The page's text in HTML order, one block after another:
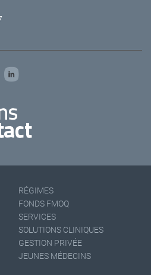
RÉGIMES
FONDS FMOQ
SERVICES
SOLUTIONS CLINIQUES
GESTION PRIVÉE
JEUNES MÉDECINS